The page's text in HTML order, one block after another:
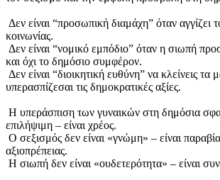
Δεν είναι “προσωπική διαμάχη” όταν αγγίζει
κοινωνίας.
Δεν είναι “νομικό εμπόδιο” όταν η σιωπή
και όχι το δημόσιο συμφέρον.
Δεν είναι “διοικητική ευθύνη” να κλείνεις τα
υπερασπίζεσαι τις δημοκρατικές αξίες.
Η υπεράσπιση των γυναικών στη δημόσια
επιλήψιμη – είναι χρέος.
Ο σεξισμός δεν είναι «γνώμη» – είναι
αξιοπρέπειας.
Η σιωπή δεν είναι «ουδετερότητα» – είναι